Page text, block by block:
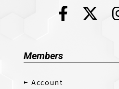
Members
Account